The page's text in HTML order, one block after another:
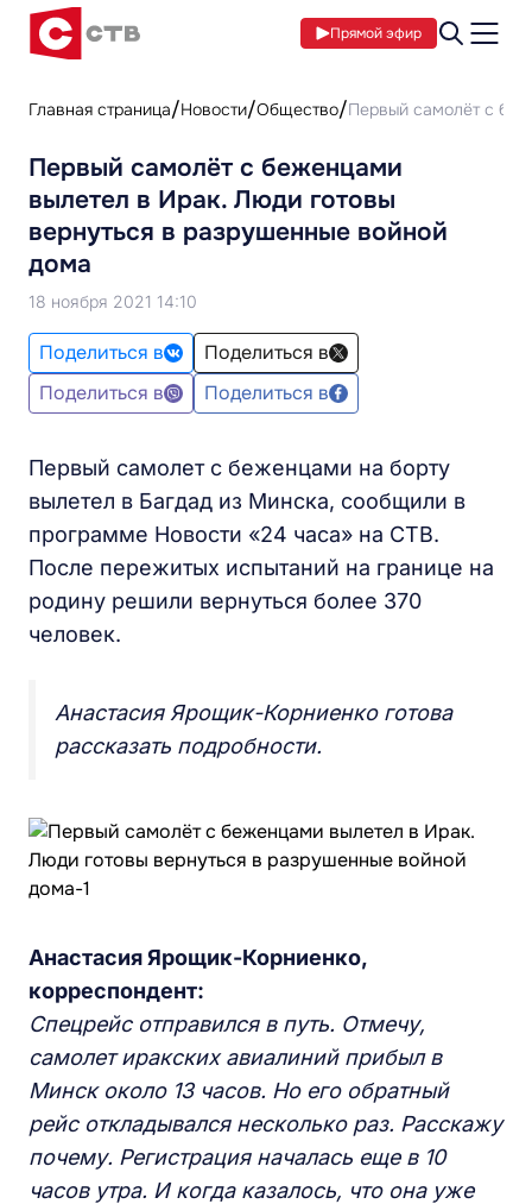
Прямой эфир
Главная страница Новости Общество Первый самолёт с
Первый самолёт с беженцами
вылетел в Ирак. Люди готовы
вернуться в разрушенные войной
дома
18 ноября 2021 14:10
Поделиться в
Поделиться в
Поделиться в
Поделиться в
Первый самолет с беженцами на борту
вылетел в Багдад из Минска, сообщили в
программе Новости «24 часа» на СТВ.
После пережитых испытаний на границе на
родину решили вернуться более 370
человек.
Анастасия Ярощик-Корниенко готова
рассказать подробности.
Анастасия Ярощик-Корниенко,
корреспондент:
Спецрейс отправился в путь. Отмечу,
самолет иракских авиалиний прибыл в
Минск около 13 часов. Но его обратный
рейс откладывался несколько раз. Расскажу
почему. Регистрация началась еще в 10
часов утра. И когда казалось, что она уже